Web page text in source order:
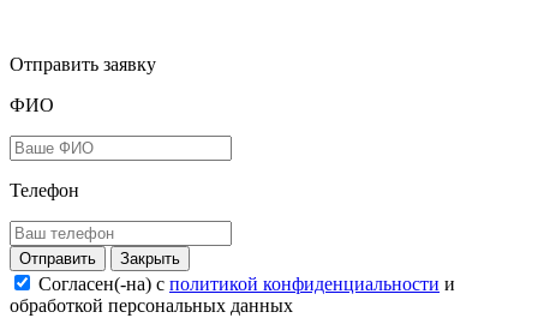
Отправить заявку
ФИО
Телефон
Закрыть
Согласен(-на) c политикой конфиденциальности и
обработкой персональных данных